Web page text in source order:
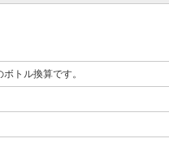
トル換算です。